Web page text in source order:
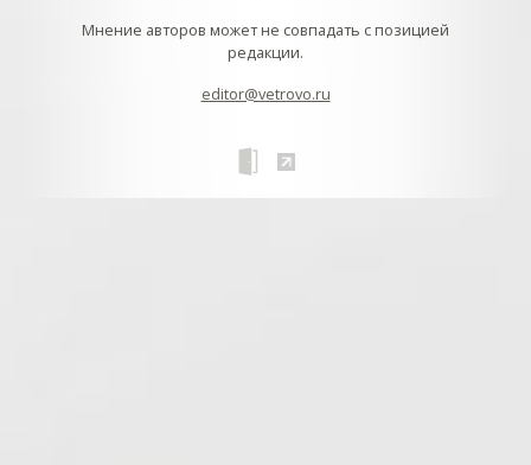
Мнение авторов может не совпадать с позицией
редакции.
editor@vetrovo.ru